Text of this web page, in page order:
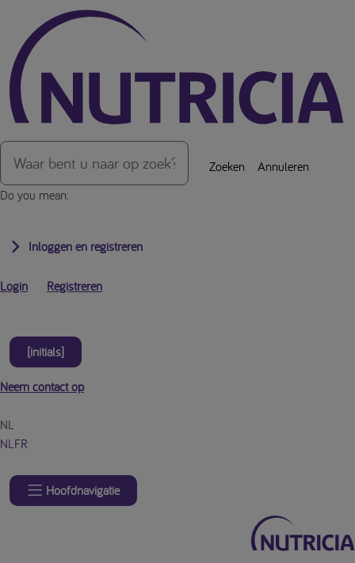
Over de inhoud van de pagina
Zoeken
Annuleren
Do you mean:
Inloggen en registreren
Login Registreren
[initials]
Neem contact op
NL
NL FR
Hoofdnavigatie